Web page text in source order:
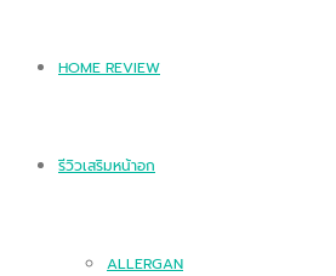
HOME REVIEW
รีวิวเสริมหน้าอก
ALLERGAN